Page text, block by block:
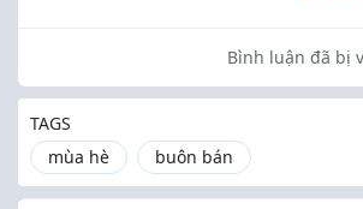
Bình luận đã bị
TAGS
mùa hè
buôn bán